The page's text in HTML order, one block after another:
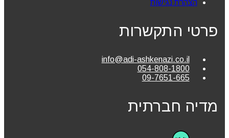
הצהרת נגישות
פרטי התקשרות
info@adi-ashkenazi.co.il
054-808-1800
09-7651-665
מדיה חברתית